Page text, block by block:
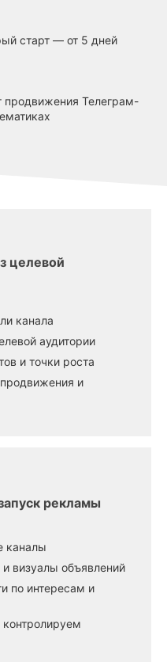
старт — от 5 дней
Телеграм-
целевой
канала
аудитории
и точки роста
и
рекламы
каналы
визуалы объявлений
по интересам и